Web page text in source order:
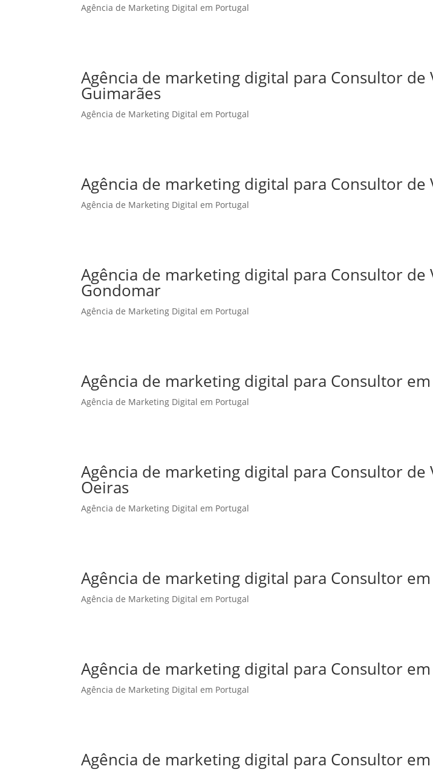
Agência de Marketing Digital em Portugal
Agência de marketing digital para Consultor de
Guimarães
Agência de Marketing Digital em Portugal
Agência de marketing digital para Consultor de
Agência de Marketing Digital em Portugal
Agência de marketing digital para Consultor de
Gondomar
Agência de Marketing Digital em Portugal
Agência de marketing digital para Consultor
Agência de Marketing Digital em Portugal
Agência de marketing digital para Consultor de
Oeiras
Agência de Marketing Digital em Portugal
Agência de marketing digital para Consultor
Agência de Marketing Digital em Portugal
Agência de marketing digital para Consultor em
Agência de Marketing Digital em Portugal
Agência de marketing digital para Consultor